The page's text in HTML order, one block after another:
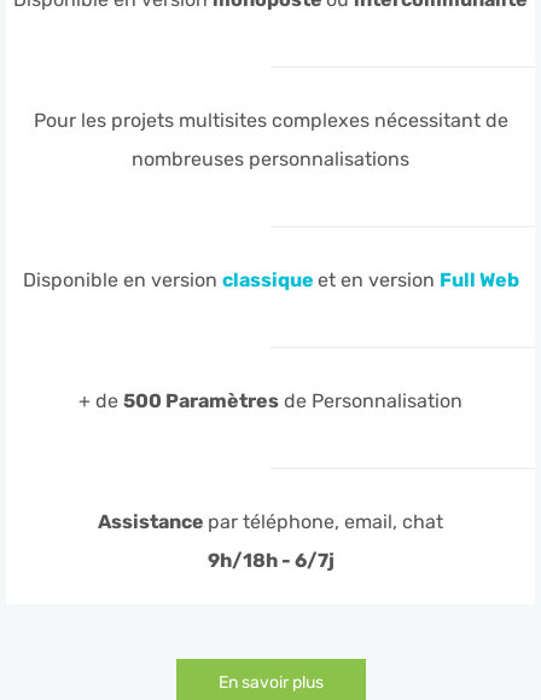
Pour les projets multisites complexes nécessitant de
nombreuses personnalisations
Disponible en version classique et en version Full Web
+ de 500 Paramètres de Personnalisation
Assistance par téléphone, email, chat
9h/18h - 6/7j
En savoir plus